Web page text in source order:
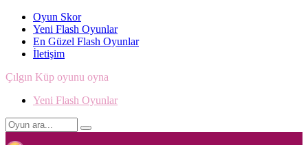
Oyun Skor
Yeni Flash Oyunlar
En Güzel Flash Oyunlar
İletişim
Çılgın Küp oyunu oyna
Yeni Flash Oyunlar